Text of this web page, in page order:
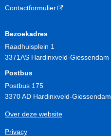
Contactformulier
Bezoekadres
Raadhuisplein 1
3371AS Hardinxveld-Giessendam
Postbus
Postbus 175
3370 AD Hardinxveld-Giessendam
Over deze website
Privacy